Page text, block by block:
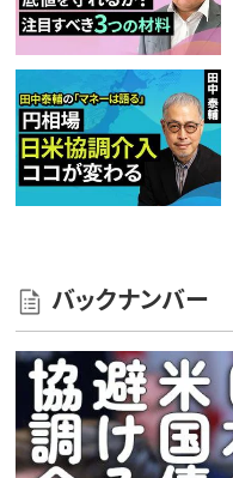
バックナンバー